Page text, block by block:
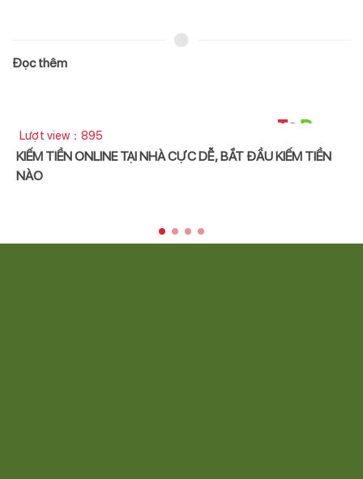
Đọc thêm
Lượt view：2
NỒI GANG TRÁNG MEN LÀ GÌ? VÌ SAO CẦN ĐẠT CHUẨN
ISO, FDA KHI CHỌN MUA?